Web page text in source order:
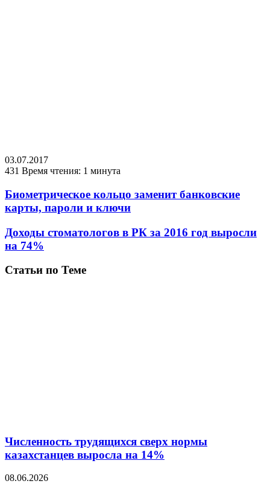
03.07.2017
431 Время чтения: 1 минута
Биометрическое кольцо заменит банковские
карты, пароли и ключи
Доходы стоматологов в РК за 2016 год выросли
на 74%
Статьи по Теме
Численность трудящихся сверх нормы
казахстанцев выросла на 14%
08.06.2026